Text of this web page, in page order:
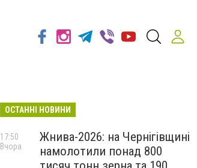
ОСТАННІ НОВИНИ
Жнива-2026: на Чернігівщині
намолотили понад 800
17:50
Вчора